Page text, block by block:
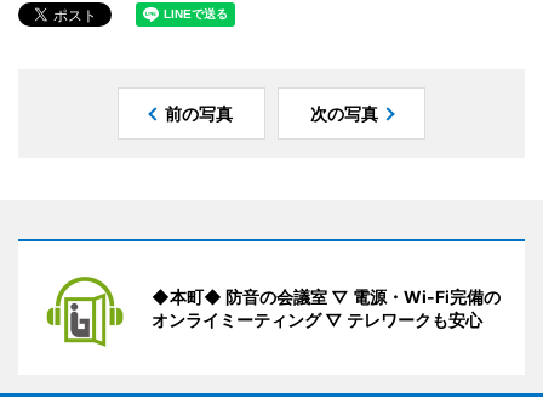
前の写真 次の写真
◆本町◆ 防音の会議室 ▽ 電源・Wi-Fi完備の
オンライミーティング ▽ テレワークも安心